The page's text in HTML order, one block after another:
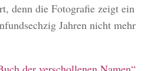
denn die Fotografie zeigt ein
Jahren nicht mehr